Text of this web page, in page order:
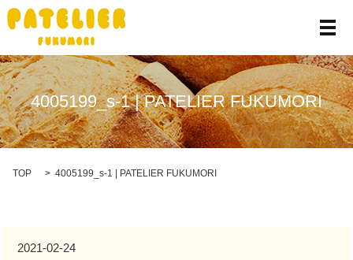
メ
4005199_s-1 | PATELIER FUKUMORI
TOP 4005199_s-1 | PATELIER FUKUMORI
2021-02-24